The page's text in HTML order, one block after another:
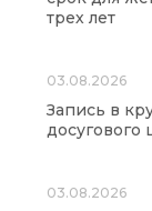
трех лет
03.08.2026
Запись в
досугового
03.08.2026